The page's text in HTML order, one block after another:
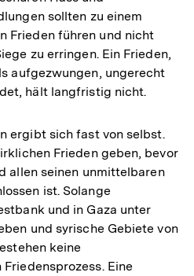
sollten zu einem
Frieden führen und nicht
zu erringen. Ein Frieden,
aufgezwungen, ungerecht
hält langfristig nicht.
ergibt sich fast von selbst.
Frieden geben, bevor
allen seinen unmittelbaren
ist. Solange
und in Gaza unter
und syrische Gebiete von
keine
Eine